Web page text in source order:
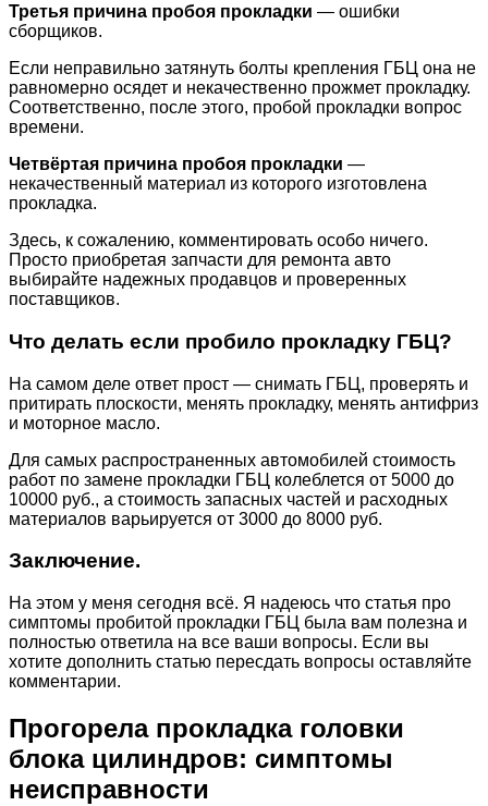
Третья причина пробоя прокладки — ошибки
сборщиков.
Если неправильно затянуть болты крепления ГБЦ она не
равномерно осядет и некачественно прожмет прокладку.
Соответственно, после этого, пробой прокладки вопрос
времени.
Четвёртая причина пробоя прокладки —
некачественный материал из которого изготовлена
прокладка.
Здесь, к сожалению, комментировать особо ничего.
Просто приобретая запчасти для ремонта авто
выбирайте надежных продавцов и проверенных
поставщиков.
Что делать если пробило прокладку ГБЦ?
На самом деле ответ прост — снимать ГБЦ, проверять и
притирать плоскости, менять прокладку, менять антифриз
и моторное масло.
Для самых распространенных автомобилей стоимость
работ по замене прокладки ГБЦ колеблется от 5000 до
10000 руб., а стоимость запасных частей и расходных
материалов варьируется от 3000 до 8000 руб.
Заключение.
На этом у меня сегодня всё. Я надеюсь что статья про
симптомы пробитой прокладки ГБЦ была вам полезна и
полностью ответила на все ваши вопросы. Если вы
хотите дополнить статью пересдать вопросы оставляйте
комментарии.
Прогорела прокладка головки
блока цилиндров: симптомы
неисправности